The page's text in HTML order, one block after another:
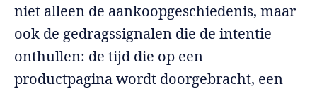
niet alleen de aankoopgeschiedenis, maar
ook de gedragssignalen die de intentie
onthullen: de tijd die op een
productpagina wordt doorgebracht, een